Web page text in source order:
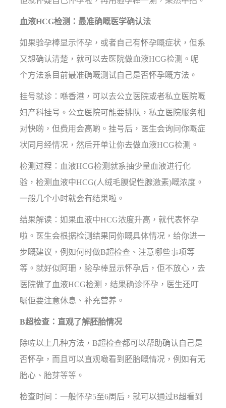
血液HCG检测：最准确嘅医学确认法
如果验孕棒显示怀孕，或者自己有怀孕嘅症状，但系
又想确认清楚，就可以去医院做血液HCG检测。呢
个方法系目前最准确嘅测试自己是否怀孕嘅方法。
挂号就诊：喺香港，可以去公立医院或者私立医院嘅
妇产科挂号。公立医院可能要排队，私立医院服务相
对快啲，但费用会高啲。挂号后，医生会询问你嘅症
状同月经情况，然后开单让你去做血液HCG检测。
检测过程：血液HCG检测就系抽少量血液进行化
验，检测血液中HCG(人绒毛膜促性腺激素)嘅浓度。
一般几个小时就会有结果啦。
结果解读：如果血液中HCG浓度升高，就代表怀孕
啦。医生会根据检测结果同你嘅具体情况，给你进一
步嘅建议，例如何时做B超检查、注意哪些事项等
等。就好似阿珊，验孕棒显示怀孕后，佢不放心，去
医院做了血液HCG检测，结果确诊怀孕，医生还叮
嘱佢要注意休息、补充营养。
B超检查：直观了解胚胎情况
除咗以上几种方法，B超检查都可以帮助确认自己是
否怀孕，而且可以直观噉看到胚胎嘅情况，例如有无
胎心、胎芽等等。
检查时间：一般怀孕5至6周后，就可以通过B超看到